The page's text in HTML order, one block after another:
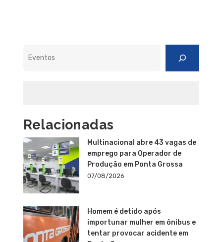
Relacionadas
Multinacional abre 43 vagas de
emprego para Operador de
Produção em Ponta Grossa
07/08/2026
Homem é detido após
importunar mulher em ônibus e
tentar provocar acidente em